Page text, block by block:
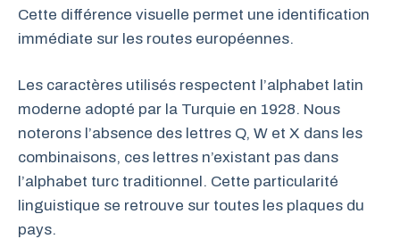
Cette différence visuelle permet une identification
immédiate sur les routes européennes.
Les caractères utilisés respectent l’alphabet latin
moderne adopté par la Turquie en 1928. Nous
noterons l’absence des lettres Q, W et X dans les
combinaisons, ces lettres n’existant pas dans
l’alphabet turc traditionnel. Cette particularité
linguistique se retrouve sur toutes les plaques du
pays.